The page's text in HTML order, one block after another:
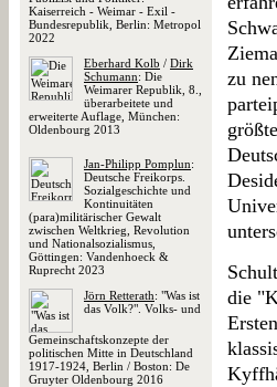
Kaiserreich - Weimar - Exil -
Bundesrepublik, Berlin: Metropol
2022
Eberhard Kolb / Dirk
Schumann: Die
Weimarer Republik, 8.,
überarbeitete und
erweiterte Auflage, München:
Oldenbourg 2013
Jan-Philipp Pomplun:
Deutsche Freikorps.
Sozialgeschichte und
Kontinuitäten
(para)militärischer Gewalt
zwischen Weltkrieg, Revolution
und Nationalsozialismus,
Göttingen: Vandenhoeck &
Ruprecht 2023
Jörn Retterath: "Was ist
das Volk?". Volks- und
Gemeinschaftskonzepte der
politischen Mitte in Deutschland
1917-1924, Berlin / Boston: De
Gruyter Oldenbourg 2016
zu
die